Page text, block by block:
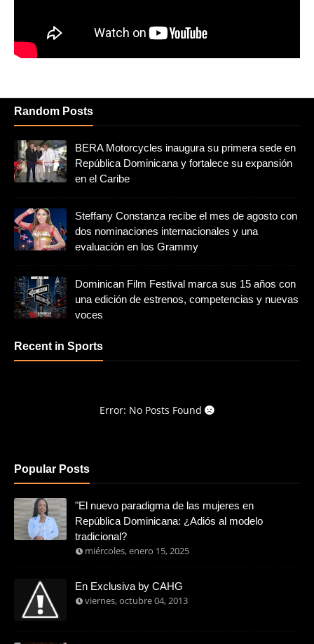
Random Posts
BERA Motorcycles inaugura su primera sede en
República Dominicana y fortalece su expansión
en el Caribe
Steffany Constanza recibe el mes de agosto con
dos nominaciones internacionales y una
evaluación en los Grammy
Dominican Film Festival marca sus 15 años con
una edición de estrenos, competencias y nuevas
voces
Recent in Sports
Error: No Posts Found
Popular Posts
"El nuevo paradigma de las mujeres en
República Dominicana: ¿Adiós al modelo
tradicional?
miércoles, enero 15, 2025
En Exclusiva by CAHG
viernes, octubre 04, 2013